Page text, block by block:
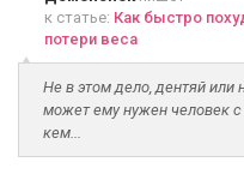
к статье: Как быстро
потери веса
Не в этом дело, дентяй или
может ему нужен человек с
кем...